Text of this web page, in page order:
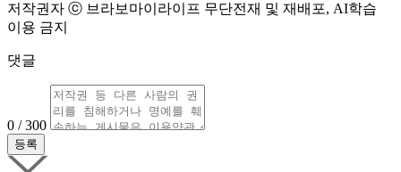
저작권자 ⓒ 브라보마이라이프 무단전재 및 재배포, AI학습
이용 금지
댓글
0 / 300